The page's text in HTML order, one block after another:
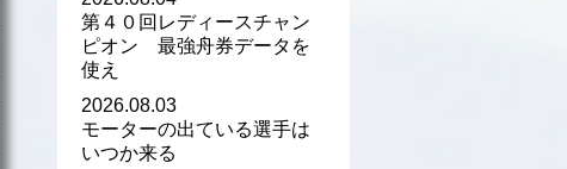
第４０回レディースチャン
ピオン 最強舟券データを
使え
2026.08.03
モーターの出ている選手は
いつか来る